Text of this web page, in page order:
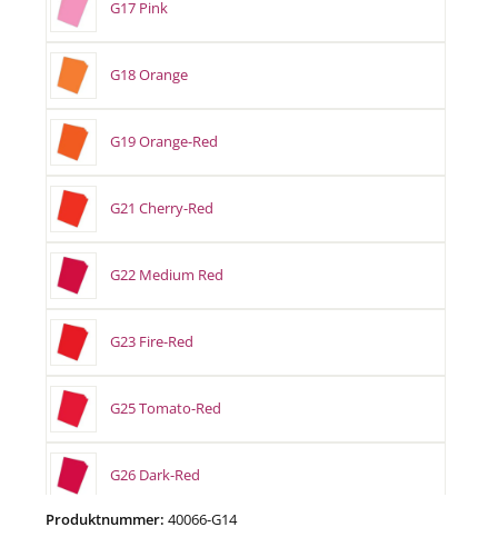
G17 Pink
G18 Orange
G19 Orange-Red
G21 Cherry-Red
G22 Medium Red
G23 Fire-Red
G25 Tomato-Red
G26 Dark-Red
Produktnummer: 40066-G14